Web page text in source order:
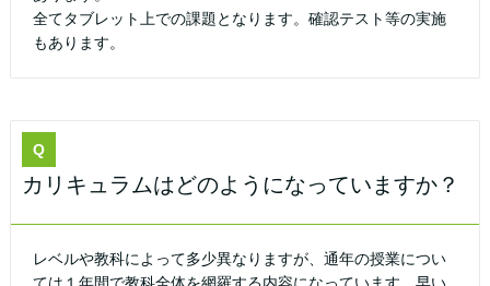
全てタブレット上での課題となります。確認テスト等の実施
もあります。
Q
カリキュラムはどのようになっていますか？
レベルや教科によって多少異なりますが、通年の授業につい